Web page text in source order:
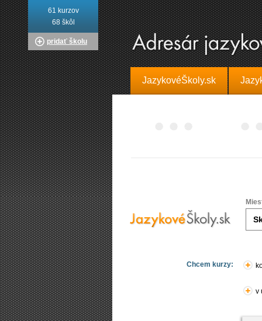
JazykovéŠkoly.sk
Chcem kurzy:
v
61 kurzov
68 škôl
pridať školu